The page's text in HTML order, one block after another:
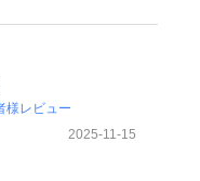
2025-11-15